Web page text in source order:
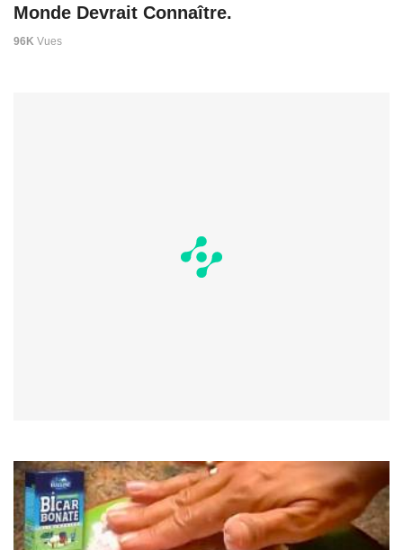
Monde Devrait Connaître.
96K Vues